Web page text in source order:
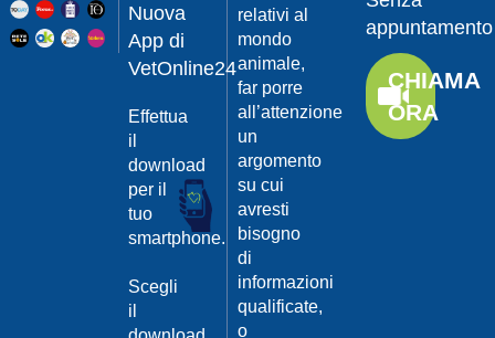
Guarda
il video
da
Dott.
Felici
Nuova
App di
VetOnline24
Effettua
il
download
per il
tuo
smartphone.
Scegli
il
relativi al
mondo
animale,
far porre
all’attenzione
un
argomento
su cui
avresti
bisogno
di
informazioni
qualificate,
o
appuntamento
CHIAMA
ORA